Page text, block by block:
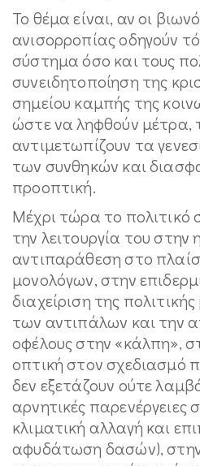
Το θέμα είναι, αν οι
ανισορροπίας οδηγούν
σύστημα όσο και τους
συνειδητοποίηση της
σημείου καμπής της
ώστε να ληφθούν μέτρα,
αντιμετωπίζουν τα
των συνθηκών και
προοπτική.
Μέχρι τώρα το πολιτικό
την λειτουργία του στην
αντιπαράθεση στο
μονολόγων, στην
διαχείριση της
των αντιπάλων και την
οφέλους στην «κάλπη»,
οπτική στον σχεδιασμό
δεν εξετάζουν ούτε
αρνητικές παρενέργειες
κλιματική αλλαγή και
αφυδάτωση δασών),